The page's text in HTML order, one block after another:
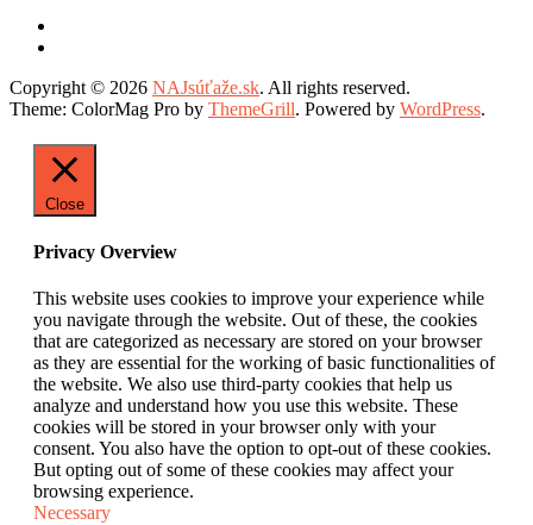
Copyright © 2026 NAJsúťaže.sk. All rights reserved.
Theme: ColorMag Pro by ThemeGrill. Powered by WordPress.
Close
Privacy Overview
This website uses cookies to improve your experience while
you navigate through the website. Out of these, the cookies
that are categorized as necessary are stored on your browser
as they are essential for the working of basic functionalities of
the website. We also use third-party cookies that help us
analyze and understand how you use this website. These
cookies will be stored in your browser only with your
consent. You also have the option to opt-out of these cookies.
But opting out of some of these cookies may affect your
browsing experience.
Necessary